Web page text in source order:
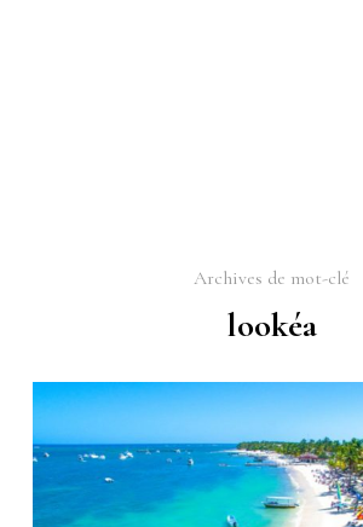
Archives de mot-clé
lookéa